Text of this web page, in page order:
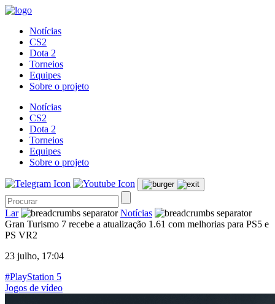
Notícias
CS2
Dota 2
Torneios
Equipes
Sobre o projeto
Notícias
CS2
Dota 2
Torneios
Equipes
Sobre o projeto
Lar
Notícias
Gran Turismo 7 recebe a atualização 1.61 com melhorias para PS5 e
PS VR2
23 julho, 17:04
#PlayStation 5
Jogos de vídeo